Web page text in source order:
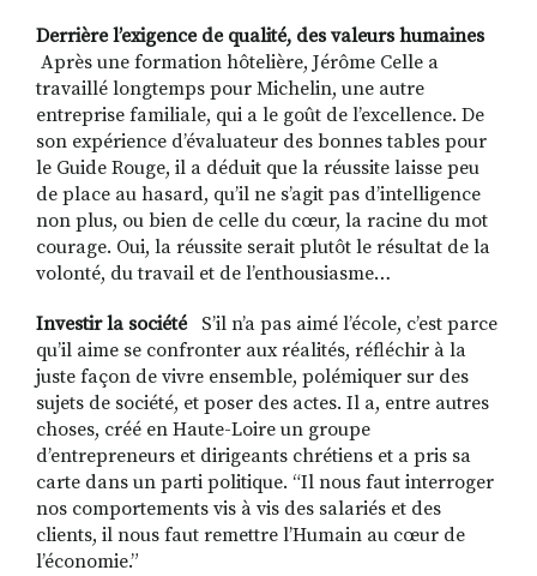
Derrière l’exigence de qualité, des valeurs humaines
Après une formation hôtelière, Jérôme Celle a
travaillé longtemps pour Michelin, une autre
entreprise familiale, qui a le goût de l’excellence. De
son expérience d’évaluateur des bonnes tables pour
le Guide Rouge, il a déduit que la réussite laisse peu
de place au hasard, qu’il ne s’agit pas d’intelligence
non plus, ou bien de celle du cœur, la racine du mot
courage. Oui, la réussite serait plutôt le résultat de la
volonté, du travail et de l’enthousiasme…
Investir la société S’il n’a pas aimé l’école, c’est parce
qu’il aime se confronter aux réalités, réfléchir à la
juste façon de vivre ensemble, polémiquer sur des
sujets de société, et poser des actes. Il a, entre autres
choses, créé en Haute-Loire un groupe
d’entrepreneurs et dirigeants chrétiens et a pris sa
carte dans un parti politique. “Il nous faut interroger
nos comportements vis à vis des salariés et des
clients, il nous faut remettre l’Humain au cœur de
l’économie.”